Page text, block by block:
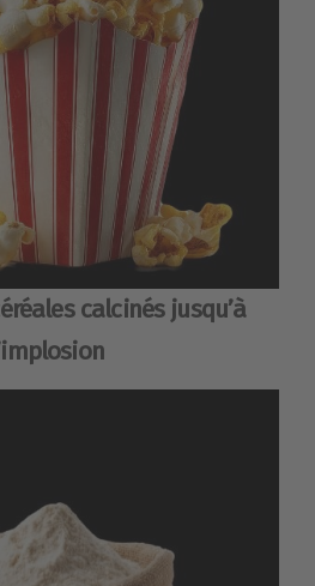
calcinés jusqu’à